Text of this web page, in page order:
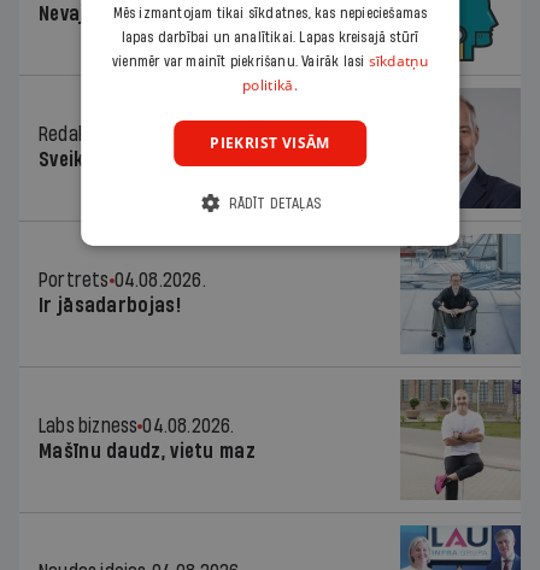
Nevajag baidīties!
Redaktora sleja
04.08.2026.
Sveika un sveiks!
Portrets 04.08.2026.
Ir jāsadarbojas!
Labs bizness 04.08.2026.
Mašīnu daudz, vietu maz
Mēs izmantojam tikai sīkdatnes, kas nepieciešamas
lapas darbībai un analītikai. Lapas kreisajā stūrī
vienmēr var mainīt piekrišanu. Vairāk lasi sīkdatņu
politikā.
PIEKRIST VISĀM
RĀDĪT DETAĻAS